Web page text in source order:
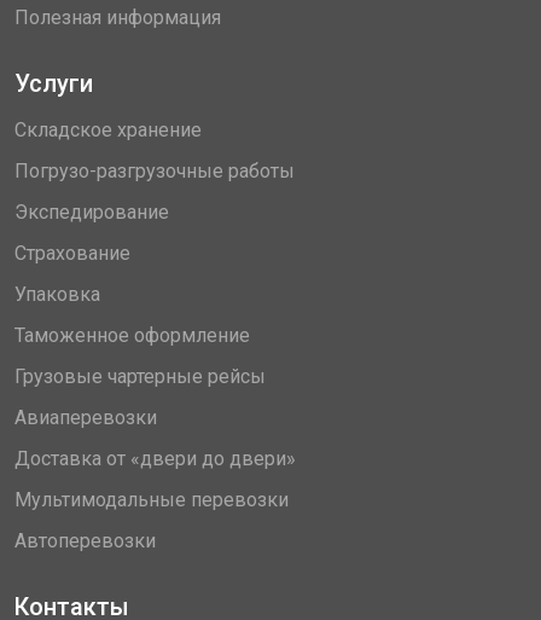
Полезная информация
Услуги
Складское хранение
Погрузо-разгрузочные работы
Экспедирование
Страхование
Упаковка
Таможенное оформление
Грузовые чартерные рейсы
Авиаперевозки
Доставка от «двери до двери»
Мультимодальные перевозки
Автоперевозки
Контакты